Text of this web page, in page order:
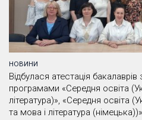
НОВИНИ
Відбулася атестація
програмами «Середня освіта
література)», «Середня освіта
та мова і література (німецька))»